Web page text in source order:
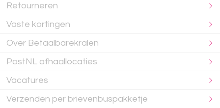
Retourneren
Vaste kortingen
Over Betaalbarekralen
PostNL afhaallocaties
Vacatures
Verzenden per brievenbuspakketje